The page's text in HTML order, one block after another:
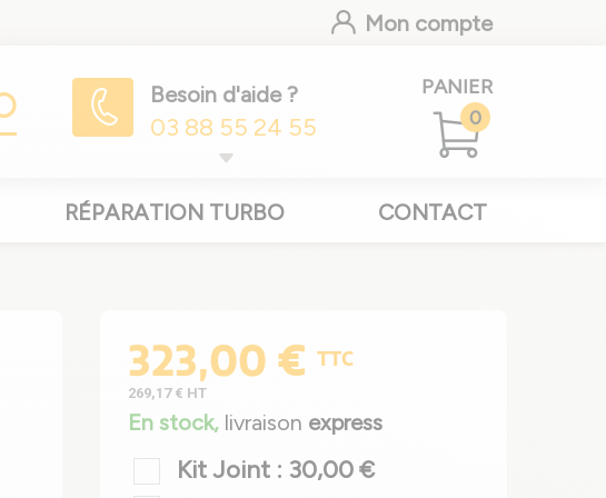
Mon compte
Besoin d'aide ?
03 88 55 24 55
PANIER
0
RÉPARATION TURBO CONTACT
323,00 € TTC
269,17 € HT
En stock, livraison express
Kit Joint : 30,00 €